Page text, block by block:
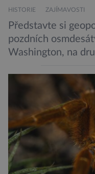
HISTORIE ZAJÍMAVOSTI
Představte si
pozdních
Washington, na
padesátkrát
vojáků v
Donald Kendall,
PepsiCo, který se
admirálem flotily,